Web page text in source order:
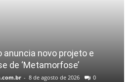
anuncia novo projeto e
de ‘Metamorfose’
- 8 de agosto de 2026 0